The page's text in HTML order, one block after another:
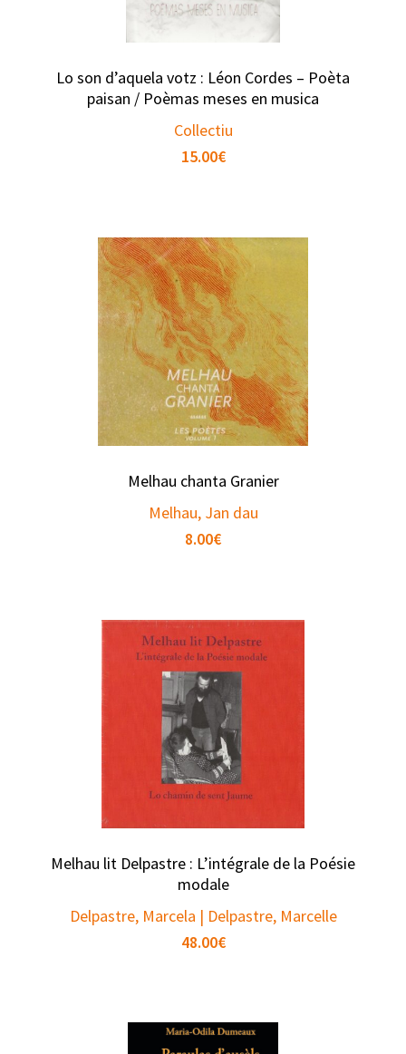
Lo son d’aquela votz : Léon Cordes – Poèta
paisan / Poèmas meses en musica
Collectiu
15.00€
Melhau chanta Granier
Melhau, Jan dau
8.00€
Melhau lit Delpastre : L’intégrale de la Poésie
modale
Delpastre, Marcela | Delpastre, Marcelle
48.00€